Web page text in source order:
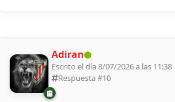
Adiran
Escrito el día 8/07/2026 a las 11:38
Respuesta #10